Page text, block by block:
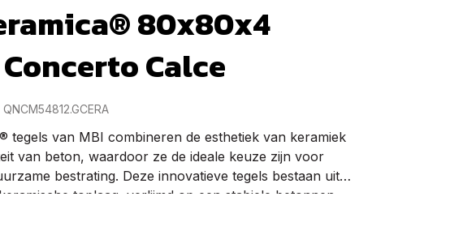
80x80x4
Calce
tegels van MBI combineren de esthetiek van keramiek
van beton, waardoor ze de ideale keuze zijn voor
bestrating. Deze innovatieve tegels bestaan uit
toplaag, verlijmd op een stabiele betonnen